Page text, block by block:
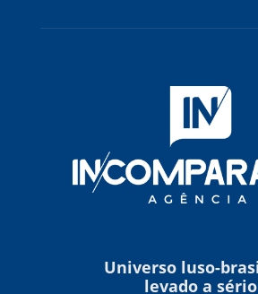
Universo luso-
levado a sério